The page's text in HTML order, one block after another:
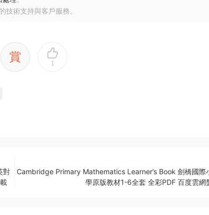
術支持與客戶服務。
賞 1
對
Cambridge Primary Mathematics Learner’s Book 劍橋國際
學原版教材1-6全套 全彩PDF 百度雲網